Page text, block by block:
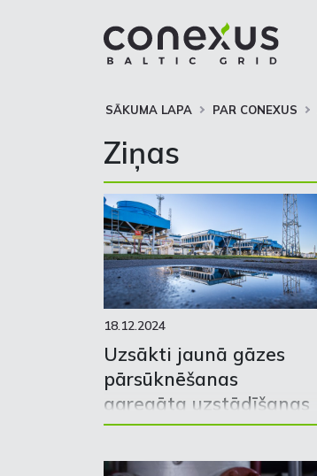
SĀKUMA LAPA PAR CONEXUS
Ziņas
18.12.2024
Uzsākti jaunā gāzes
pārsūknēšanas
agregāta uzstādīšanas
darbi Inčukalna